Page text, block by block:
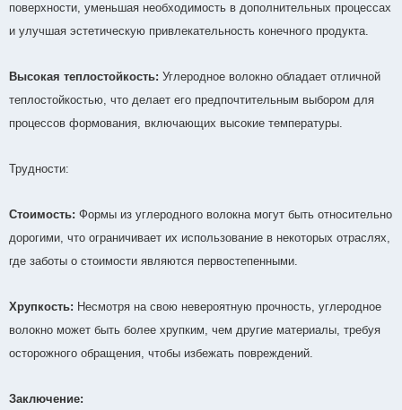
поверхности, уменьшая необходимость в дополнительных процессах
и улучшая эстетическую привлекательность конечного продукта.
Высокая теплостойкость: Углеродное волокно обладает отличной
теплостойкостью, что делает его предпочтительным выбором для
процессов формования, включающих высокие температуры.
Трудности:
Стоимость: Формы из углеродного волокна могут быть относительно
дорогими, что ограничивает их использование в некоторых отраслях,
где заботы о стоимости являются первостепенными.
Хрупкость: Несмотря на свою невероятную прочность, углеродное
волокно может быть более хрупким, чем другие материалы, требуя
осторожного обращения, чтобы избежать повреждений.
Заключение: